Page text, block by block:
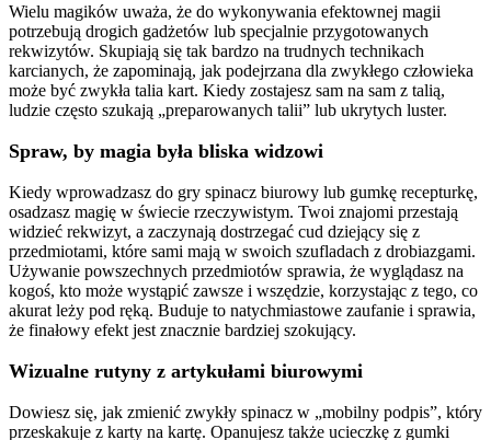
Wielu magików uważa, że do wykonywania efektownej magii
potrzebują drogich gadżetów lub specjalnie przygotowanych
rekwizytów. Skupiają się tak bardzo na trudnych technikach
karcianych, że zapominają, jak podejrzana dla zwykłego człowieka
może być zwykła talia kart. Kiedy zostajesz sam na sam z talią,
ludzie często szukają „preparowanych talii” lub ukrytych luster.
Spraw, by magia była bliska widzowi
Kiedy wprowadzasz do gry spinacz biurowy lub gumkę recepturkę,
osadzasz magię w świecie rzeczywistym. Twoi znajomi przestają
widzieć rekwizyt, a zaczynają dostrzegać cud dziejący się z
przedmiotami, które sami mają w swoich szufladach z drobiazgami.
Używanie powszechnych przedmiotów sprawia, że wyglądasz na
kogoś, kto może wystąpić zawsze i wszędzie, korzystając z tego, co
akurat leży pod ręką. Buduje to natychmiastowe zaufanie i sprawia,
że finałowy efekt jest znacznie bardziej szokujący.
Wizualne rutyny z artykułami biurowymi
Dowiesz się, jak zmienić zwykły spinacz w „mobilny podpis”, który
przeskakuje z karty na kartę. Opanujesz także ucieczkę z gumki